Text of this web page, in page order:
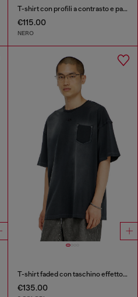
T-shirt con profili a contrasto e patch logo
€115.00
NERO
T-shirt faded con taschino effetto ripped
€135.00